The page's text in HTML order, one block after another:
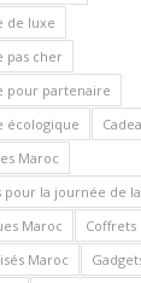
de luxe
pas cher
pour partenaire
écologique
Maroc
pour la journée de
Maroc
Coffrets
Maroc